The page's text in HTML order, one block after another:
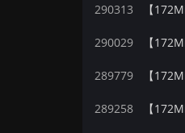
290313 【
290029 【
289779 【
289258 【